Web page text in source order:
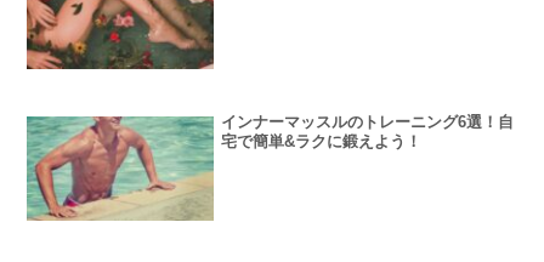
インナーマッスルのトレーニング6選！自
宅で簡単&ラクに鍛えよう！